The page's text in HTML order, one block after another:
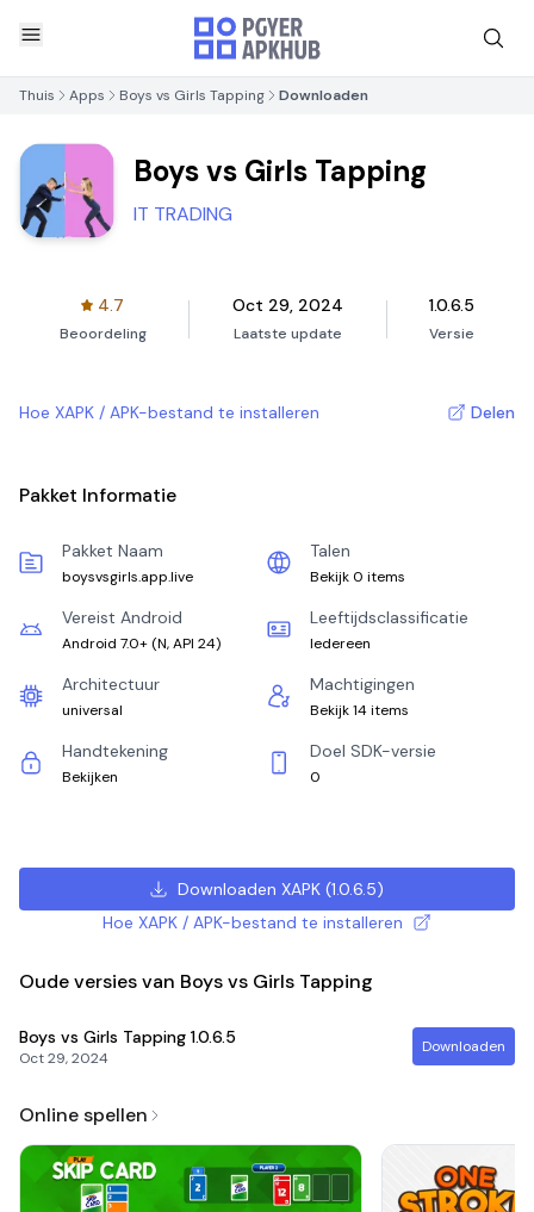
Thuis Apps Boys vs Girls Tapping Downloaden
Boys vs Girls Tapping
IT TRADING
4.7
Beoordeling
Oct 29, 2024
Laatste update
1.0.6.5
Versie
Hoe XAPK / APK-bestand te installeren Delen
Pakket Informatie
Pakket Naam
boysvsgirls.app.live
Talen
Bekijk 0 items
Vereist Android
Android 7.0+ (N, API 24)
Leeftijdsclassificatie
Iedereen
Architectuur
universal
Machtigingen
Bekijk 14 items
Handtekening
Bekijken
Doel SDK-versie
0
Downloaden XAPK (1.0.6.5)
Hoe XAPK / APK-bestand te installeren
Oude versies van Boys vs Girls Tapping
Boys vs Girls Tapping 1.0.6.5
Oct 29, 2024
Downloaden
Online spellen